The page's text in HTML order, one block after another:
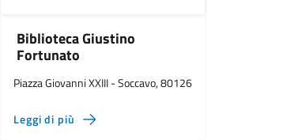
Biblioteca Giustino
Fortunato
Piazza Giovanni XXIII - Soccavo, 80126
Leggi di più